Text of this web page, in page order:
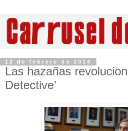
12 de febrero de 2014
Las hazañas
Detective’